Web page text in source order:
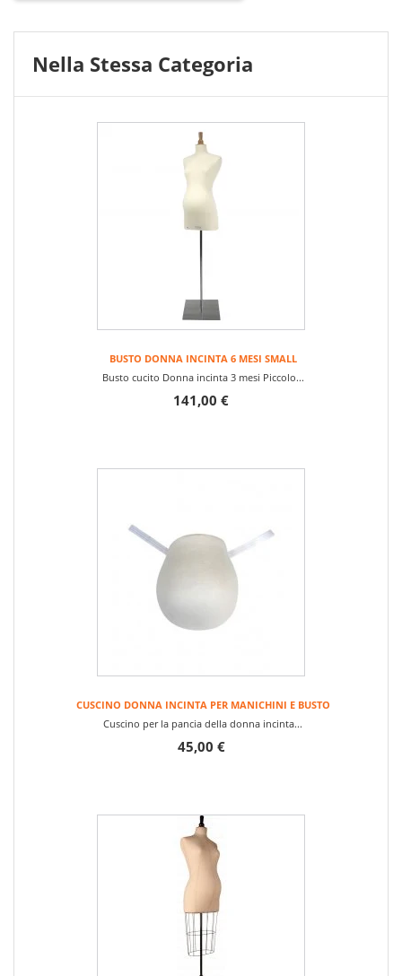
Nella Stessa Categoria
BUSTO DONNA INCINTA 6 MESI SMALL
Busto cucito Donna incinta 3 mesi Piccolo...
141,00 €
CUSCINO DONNA INCINTA PER MANICHINI E BUSTO
Cuscino per la pancia della donna incinta...
45,00 €